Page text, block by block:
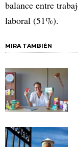
balance entre
laboral (51%).
MIRA TAMBIÉN